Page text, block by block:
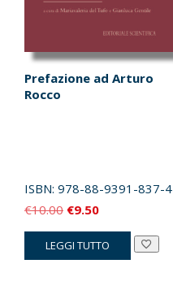
Prefazione ad Arturo
Rocco
ISBN: 978-88-9391-837-4
€10.00 Il
prezzo
originale
€9.50Il
prezzo
attuale
LEGGI TUTTO